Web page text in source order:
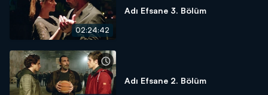
02:24:42
Adı Efsane 3. Bölüm
Adı Efsane 2. Bölüm